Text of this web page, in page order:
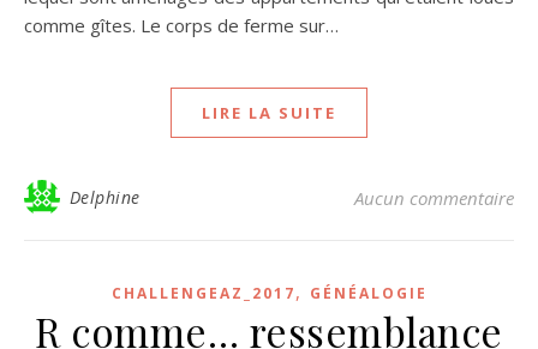
comme gîtes. Le corps de ferme sur…
LIRE LA SUITE
Delphine Aucun commentaire
CHALLENGEAZ_2017, GÉNÉALOGIE
R comme… ressemblance